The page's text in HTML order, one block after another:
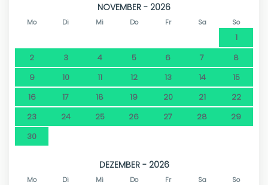
NOVEMBER - 2026
Mo Di Mi Do Fr Sa So
1
2
3 4 5 6 7
8
9
10 11 12 13 14
15
16
17 18 19 20 21
22
23
24 25 26 27 28
29
30
DEZEMBER - 2026
Mo Di Mi Do Fr Sa So